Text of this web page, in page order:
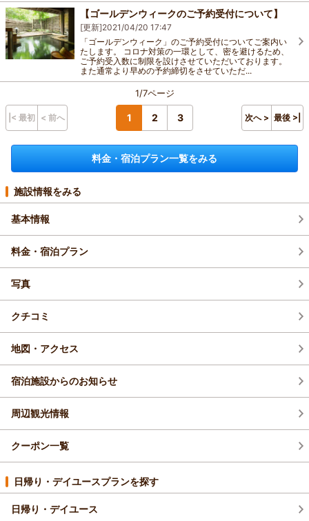
【ゴールデンウィークのご予約受付について】
[更新]2021/04/20 17:47
「ゴールデンウィーク」のご予約受付についてご案内い
たします。 コロナ対策の一環として、密を避けるため、
ご予約受入数に制限を設けさせていただいております。
また通常より早めの予約締切をさせていただ...
1/7ページ
|< 最初 < 前へ 1 2 3 次へ > 最後 >|
料金・宿泊プラン一覧をみる
施設情報をみる
基本情報
料金・宿泊プラン
写真
クチコミ
地図・アクセス
宿泊施設からのお知らせ
周辺観光情報
クーポン一覧
日帰り・デイユースプランを探す
日帰り・デイユース